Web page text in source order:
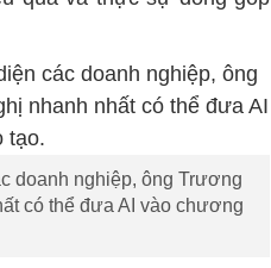
doanh nghiệp, ông Trương
có thể đưa AI vào chương